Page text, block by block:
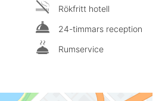
Rökfritt hotell
24-timmars reception
Rumservice